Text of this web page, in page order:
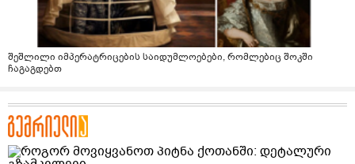
შეშლილი იმპერატრიცების საიდუმლოებები, რომლებიც შოკში
ჩაგაგდებთ